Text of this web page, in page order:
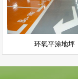
环氧平涂地坪
立即询问